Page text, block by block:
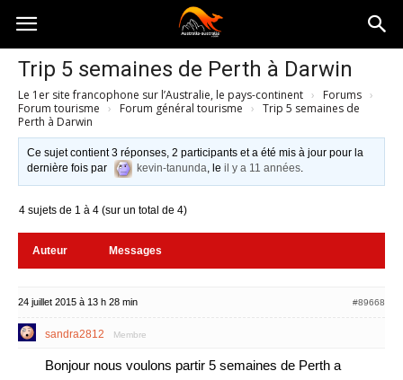
Australia-
australie.com
Trip 5 semaines de Perth à Darwin
Le 1er site francophone sur l’Australie, le pays-continent › Forums ›
Forum tourisme › Forum général tourisme › Trip 5 semaines de
Perth à Darwin
Ce sujet contient 3 réponses, 2 participants et a été mis à jour pour la
dernière fois par
kevin-tanunda, leil y a 11 années.
4 sujets de 1 à 4 (sur un total de 4)
Auteur Messages
24 juillet 2015 à 13 h 28 min #89668
sandra2812 Membre
Bonjour nous voulons partir 5 semaines de Perth a